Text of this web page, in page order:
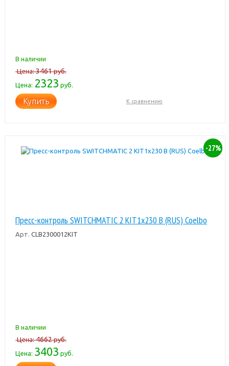
В наличии
Цена:3461руб.
Цена: 2323 руб.
Купить К сравнению
-27%
Пресс-контроль SWITCHMATIC 2 KIT1x230 В (RUS) Coelbo
Арт. CLB2300012KIT
В наличии
Цена:4662руб.
Цена: 3403 руб.